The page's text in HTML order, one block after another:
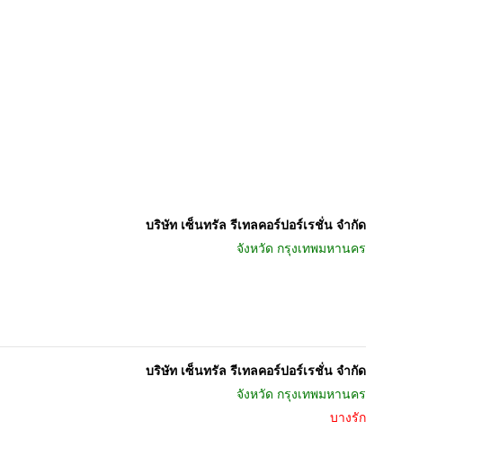
บริษัท เซ็นทรัล รีเทลคอร์ปอร์เรชั่น จำกัด
จังหวัด กรุงเทพมหานคร
บริษัท เซ็นทรัล รีเทลคอร์ปอร์เรชั่น จำกัด
จังหวัด กรุงเทพมหานคร
บางรัก